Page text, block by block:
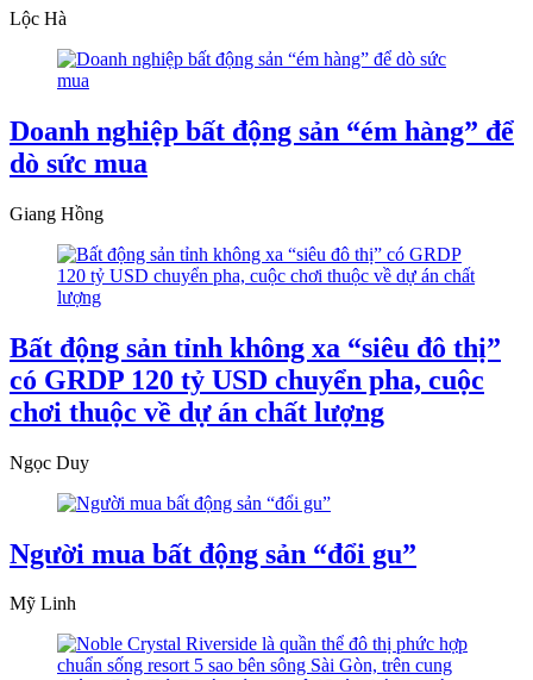
Lộc Hà
Doanh nghiệp bất động sản “ém hàng” để
dò sức mua
Giang Hồng
Bất động sản tỉnh không xa “siêu đô thị”
có GRDP 120 tỷ USD chuyển pha, cuộc
chơi thuộc về dự án chất lượng
Ngọc Duy
Người mua bất động sản “đổi gu”
Mỹ Linh